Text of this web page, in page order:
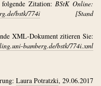
folgende Zitation:BStK Online:
bstk/774i [Stand
XML-Dokument zitieren Sie:
bamberg.de/bstk/774i.xml
Laura Potratzki, 29.06.2017